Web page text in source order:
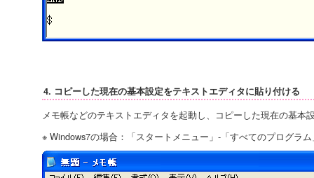
4. コピーした現在の基本設定をテキストエディタに貼り付ける
メモ帳などのテキストエディタを起動し、コピーした現在の基本
※ Windows7の場合：「スタートメニュー」-「すべてのプログラ